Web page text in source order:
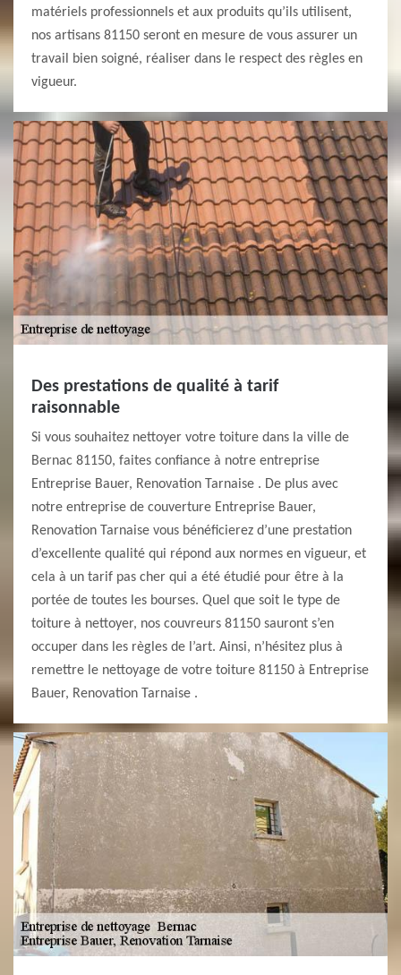
matériels professionnels et aux produits qu’ils utilisent,
nos artisans 81150 seront en mesure de vous assurer un
travail bien soigné, réaliser dans le respect des règles en
vigueur.
Des prestations de qualité à tarif
raisonnable
Si vous souhaitez nettoyer votre toiture dans la ville de
Bernac 81150, faites confiance à notre entreprise
Entreprise Bauer, Renovation Tarnaise . De plus avec
notre entreprise de couverture Entreprise Bauer,
Renovation Tarnaise vous bénéficierez d’une prestation
d’excellente qualité qui répond aux normes en vigueur, et
cela à un tarif pas cher qui a été étudié pour être à la
portée de toutes les bourses. Quel que soit le type de
toiture à nettoyer, nos couvreurs 81150 sauront s’en
occuper dans les règles de l’art. Ainsi, n’hésitez plus à
remettre le nettoyage de votre toiture 81150 à Entreprise
Bauer, Renovation Tarnaise .